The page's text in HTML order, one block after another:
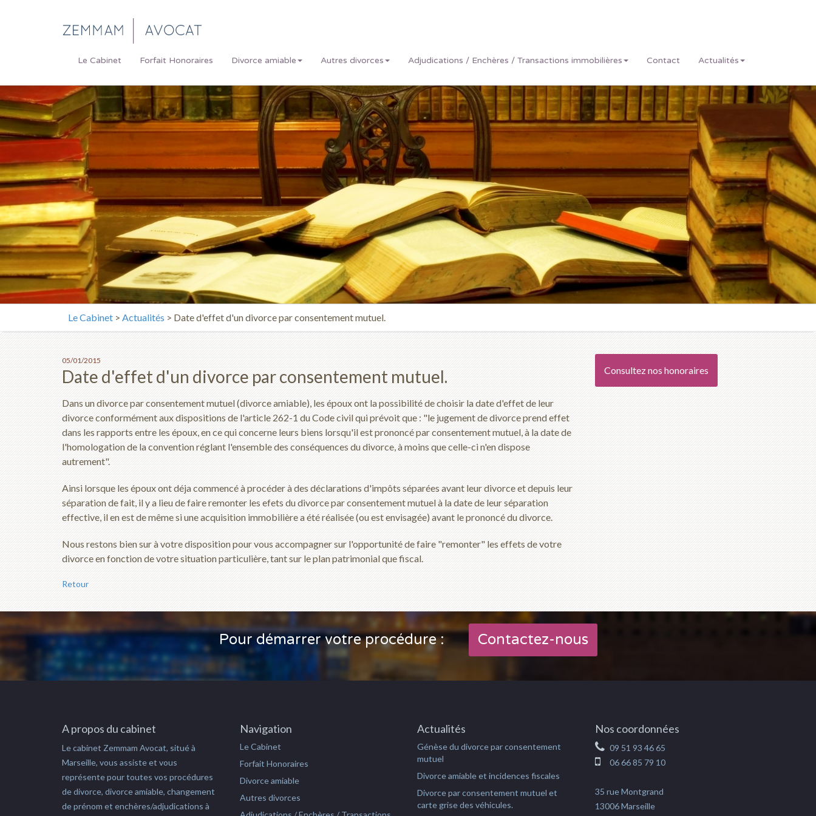
Le Cabinet Forfait Honoraires Divorce amiable Autres divorces Adjudications / Enchères / Transactions immobilières Contact Actualités
Le Cabinet > Actualités > Date d'effet d'un divorce par consentement mutuel.
05/01/2015
Date d'effet d'un divorce par consentement mutuel.
Dans un divorce par consentement mutuel (divorce amiable), les époux ont la possibilité de choisir la date d'effet de leur
divorce conformément aux dispositions de l'article 262-1 du Code civil qui prévoit que : "le jugement de divorce prend effet
dans les rapports entre les époux, en ce qui concerne leurs biens lorsqu'il est prononcé par consentement mutuel, à la date de
l'homologation de la convention réglant l'ensemble des conséquences du divorce, à moins que celle-ci n'en dispose
autrement".
Ainsi lorsque les époux ont déja commencé à procéder à des déclarations d'impôts séparées avant leur divorce et depuis leur
séparation de fait, il y a lieu de faire remonter les efets du divorce par consentement mutuel à la date de leur séparation
effective, il en est de même si une acquisition immobilière a été réalisée (ou est envisagée) avant le prononcé du divorce.
Nous restons bien sur à votre disposition pour vous accompagner sur l'opportunité de faire "remonter" les effets de votre
divorce en fonction de votre situation particulière, tant sur le plan patrimonial que fiscal.
Retour
Consultez nos honoraires
Pour démarrer votre procédure : Contactez-nous
A propos du cabinet
Le cabinet Zemmam Avocat, situé à
Marseille, vous assiste et vous
représente pour toutes vos procédures
de divorce, divorce amiable, changement
de prénom et enchères/adjudications à
Navigation
Le Cabinet
Forfait Honoraires
Divorce amiable
Autres divorces
Actualités
Génèse du divorce par consentement
mutuel
Divorce amiable et incidences fiscales
Divorce par consentement mutuel et
carte grise des véhicules.
Nos coordonnées
09 51 93 46 65
06 66 85 79 10
35 rue Montgrand
13006 Marseille